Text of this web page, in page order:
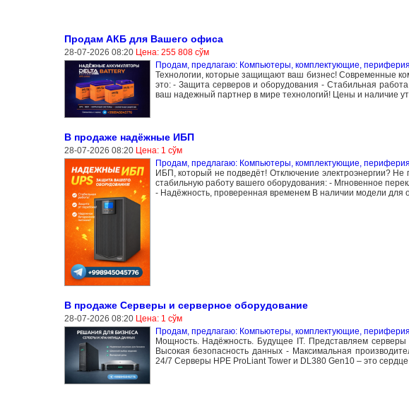
Продам АКБ для Вашего офиса
28-07-2026 08:20 Цена: 255 808 сўм
Продам, предлагаю: Компьютеры, комплектующие, периферия
Технологии, которые защищают ваш бизнес! Современные
это: - Защита серверов и оборудования - Стабильная
ваш надежный партнер в мире технологий! Цены и наличие
В продаже надёжные ИБП
28-07-2026 08:20 Цена: 1 сўм
Продам, предлагаю: Компьютеры, комплектующие, периферия
ИБП, который не подведёт! Отключение электроэнергии?
стабильную работу вашего оборудования: - Мгновенное
- Надёжность, проверенная временем В наличии модели для
В продаже Серверы и серверное оборудование
28-07-2026 08:20 Цена: 1 сўм
Продам, предлагаю: Компьютеры, комплектующие, периферия
Мощность. Надёжность. Будущее IT. Представляем
Высокая безопасность данных - Максимальная
24/7 Серверы HPE ProLiant Tower и DL380 Gen10 – это